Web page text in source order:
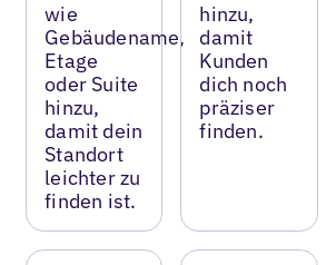
wie
Gebäudename,
Etage
oder Suite
hinzu,
damit dein
Standort
leichter zu
finden ist.
hinzu,
damit
Kunden
dich noch
präziser
finden.